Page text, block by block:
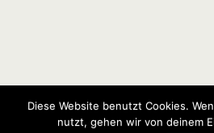
Diese Website benutzt Cookies.
nutzt, gehen wir von deinem